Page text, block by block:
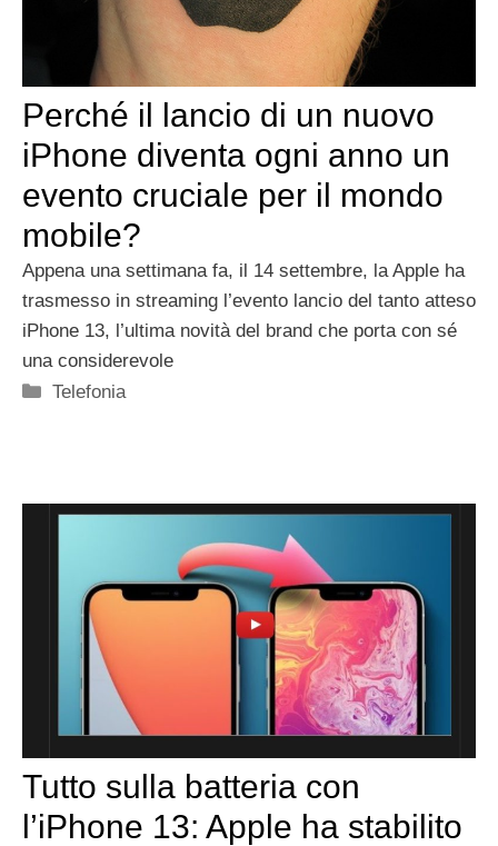
Perché il lancio di un nuovo
iPhone diventa ogni anno un
evento cruciale per il mondo
mobile?
Appena una settimana fa, il 14 settembre, la Apple ha
trasmesso in streaming l’evento lancio del tanto atteso
iPhone 13, l’ultima novità del brand che porta con sé
una considerevole
Categorie
Telefonia
Tutto sulla batteria con
l’iPhone 13: Apple ha stabilito